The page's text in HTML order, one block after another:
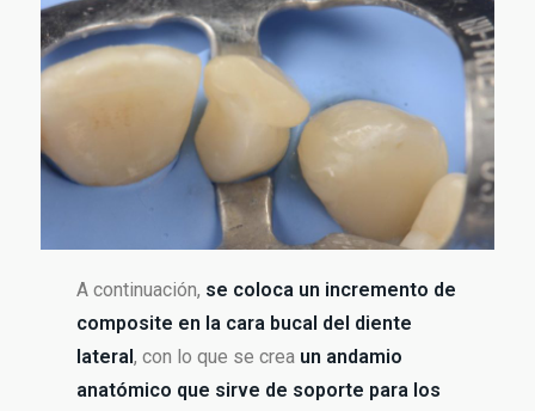
A continuación, se coloca un incremento de
composite en la cara bucal del diente
lateral, con lo que se crea un andamio
anatómico que sirve de soporte para los